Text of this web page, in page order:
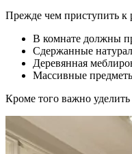
Прежде чем приступить к
В комнате должны
Сдержанные
Деревянная
Массивные
Кроме того важно